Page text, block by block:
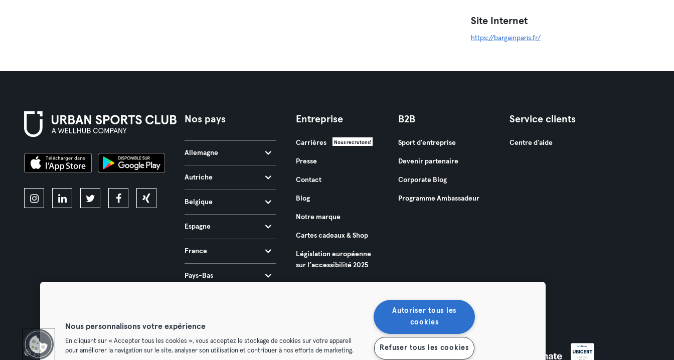
Site Internet
https://bargainparis.fr/
Nos pays
Allemagne
Autriche
Belgique
Espagne
France
Pays-Bas
Entreprise
Carrières Nous recrutons!
Presse
Contact
Blog
Notre marque
Cartes cadeaux & Shop
Législation européenne
sur l’accessibilité 2025
B2B
Sport d'entreprise
Devenir partenaire
Corporate Blog
Programme Ambassadeur
Service clients
Centre d'aide
© 2026 Urban Sports Group GmbH. All rights reserved.Conditions générales Politique de confidentialité Mentions légales
Nous personnalisons votre expérience
En cliquant sur « Accepter tous les cookies », vous acceptez le stockage de cookies sur votre appareil
pour améliorer la navigation sur le site, analyser son utilisation et contribuer à nos efforts de marketing.
Autoriser tous les
cookies
Refuser tous les cookies